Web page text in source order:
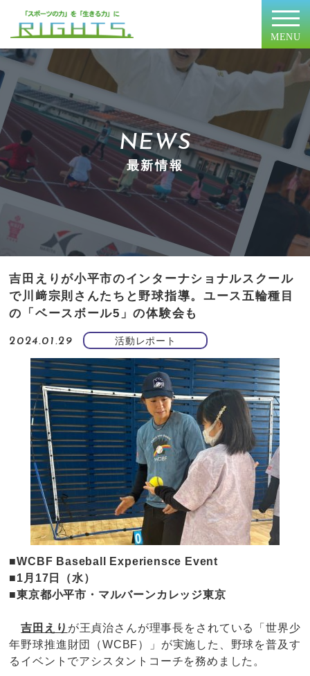
MENU
NEWS
最新情報
吉田えりが小平市のインターナショナルスクール
で川﨑宗則さんたちと野球指導。ユース五輪種目
の「ベースボール5」の体験会も
2024.01.29 活動レポート
■WCBF Baseball Experiensce Event
■1月17日（水）
■東京都小平市・マルバーンカレッジ東京
吉田えり が王貞治さんが理事長をされている「世界少
年野球推進財団（WCBF）」が実施した、野球を普及す
るイベントでアシスタントコーチを務めました。